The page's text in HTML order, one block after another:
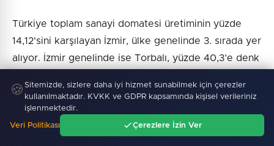
Türkiye toplam sanayi domatesi üretiminin yüzde
14,12'sini karşılayan İzmir, ülke genelinde 3. sırada yer
alıyor. İzmir genelinde ise Torbalı, yüzde 40,3’e denk
Torbalı’nın kuru domates üretimindeki bilgi birikimi
ve ürün kalitesi, 2022 yılında coğrafi işaret ile de
tescillendi.
🍪 Sitemizde, sizlere daha iyi hizmet sunabilmek için çerezler
kullanılmaktadır. KVKK ve GDPR kapsamında kişisel verileriniz
işlenmektedir.
Veri Politikası Çerezlere İzin Ver
Gündem Ara Menü